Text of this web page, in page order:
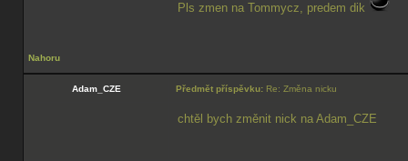
Pls zmen na Tommycz, predem dik
Nahoru
Adam_CZE Předmět příspěvku: Re: Změna nicku
chtěl bych změnit nick na Adam_CZE